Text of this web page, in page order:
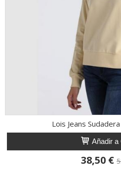
Lois Jeans
Añadir a
38,50 €